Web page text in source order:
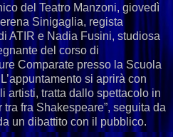
del Teatro Manzoni, giovedì
Sinigaglia, regista
ATIR e Nadia Fusini, studiosa
del corso di
Comparate presso la Scuola
si aprirà con
artisti, tratta dallo spettacolo in
fra Shakespeare”, seguita da
un dibattito con il pubblico.